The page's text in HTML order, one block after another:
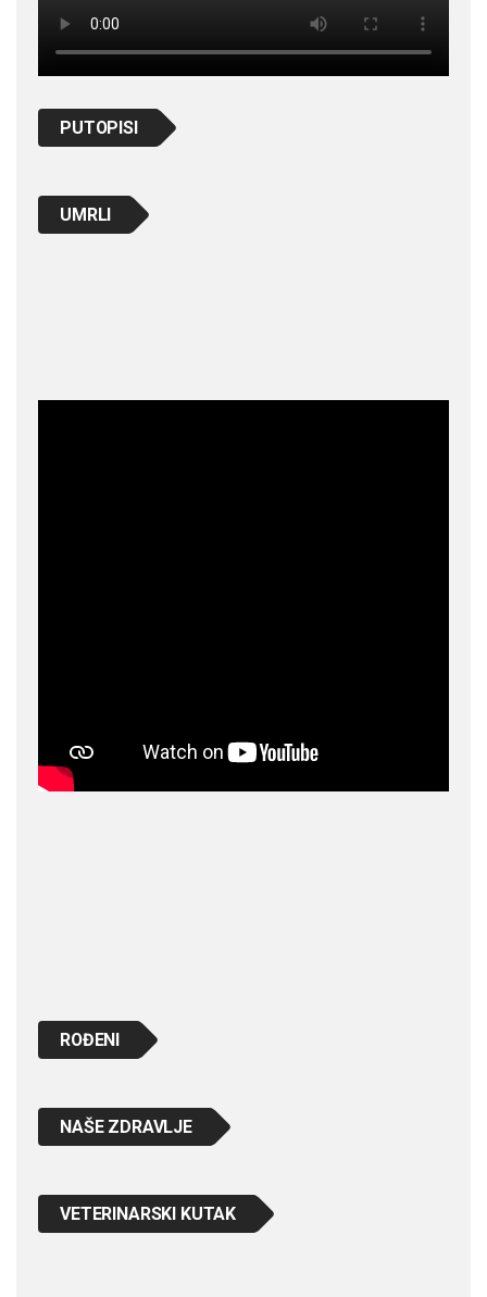
PUTOPISI
UMRLI
ROĐENI
NAŠE ZDRAVLJE
VETERINARSKI KUTAK